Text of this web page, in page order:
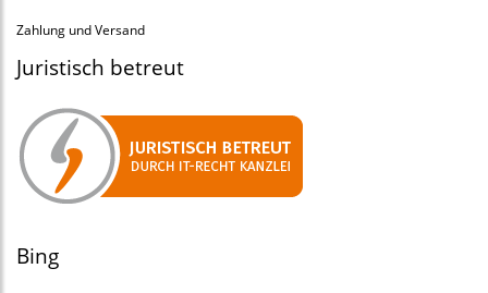
Zahlung und Versand
Juristisch betreut
Bing